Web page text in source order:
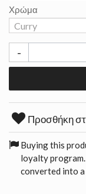
Χρώμα
-
Προσθήκη
Buying this
loyalty
converted into